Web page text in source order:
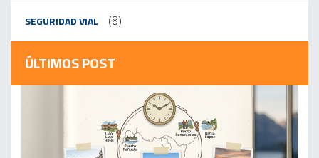
SEGURIDAD VIAL (8)
ÚLTIMOS POST